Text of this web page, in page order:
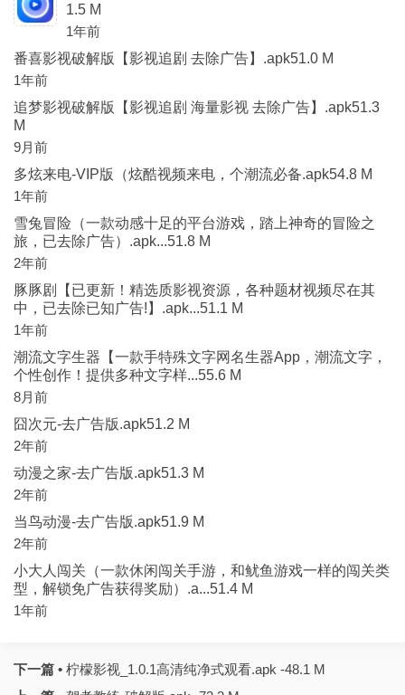
1.5 M
1年前
番喜影视破解版【影视追剧 去除广告】.apk51.0 M
1年前
追梦影视破解版【影视追剧 海量影视 去除广告】.apk51.3
M
9月前
多炫来电-VIP版（炫酷视频来电，个潮流必备.apk54.8 M
1年前
雪兔冒险（一款动感十足的平台游戏，踏上神奇的冒险之
旅，已去除广告）.apk...51.8 M
2年前
豚豚剧【已更新！精选质影视资源，各种题材视频尽在其
中，已去除已知广告!】.apk...51.1 M
1年前
潮流文字生器【一款手特殊文字网名生器App，潮流文字，
个性创作！提供多种文字样...55.6 M
8月前
囧次元-去广告版.apk51.2 M
2年前
动漫之家-去广告版.apk51.3 M
2年前
当鸟动漫-去广告版.apk51.9 M
2年前
小大人闯关（一款休闲闯关手游，和鱿鱼游戏一样的闯关类
型，解锁免广告获得奖励）.a...51.4 M
1年前
下一篇 • 柠檬影视_1.0.1高清纯净式观看.apk -48.1 M